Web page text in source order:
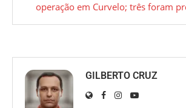
operação em Curvelo; três foram
GILBERTO CRUZ